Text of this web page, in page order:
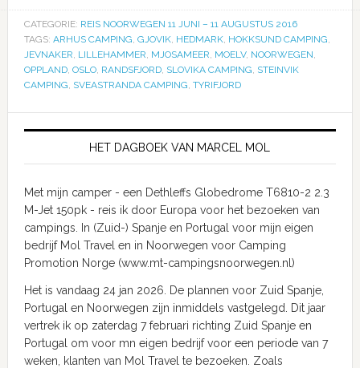
CATEGORIE: REIS NOORWEGEN 11 JUNI – 11 AUGUSTUS 2016
TAGS: ARHUS CAMPING, GJOVIK, HEDMARK, HOKKSUND CAMPING,
JEVNAKER, LILLEHAMMER, MJOSAMEER, MOELV, NOORWEGEN,
OPPLAND, OSLO, RANDSFJORD, SLOVIKA CAMPING, STEINVIK
CAMPING, SVEASTRANDA CAMPING, TYRIFJORD
HET DAGBOEK VAN MARCEL MOL
Met mijn camper - een Dethleffs Globedrome T6810-2 2.3
M-Jet 150pk - reis ik door Europa voor het bezoeken van
campings. In (Zuid-) Spanje en Portugal voor mijn eigen
bedrijf Mol Travel en in Noorwegen voor Camping
Promotion Norge (www.mt-campingsnoorwegen.nl)
Het is vandaag 24 jan 2026. De plannen voor Zuid Spanje,
Portugal en Noorwegen zijn inmiddels vastgelegd. Dit jaar
vertrek ik op zaterdag 7 februari richting Zuid Spanje en
Portugal om voor mn eigen bedrijf voor een periode van 7
weken, klanten van Mol Travel te bezoeken. Zoals